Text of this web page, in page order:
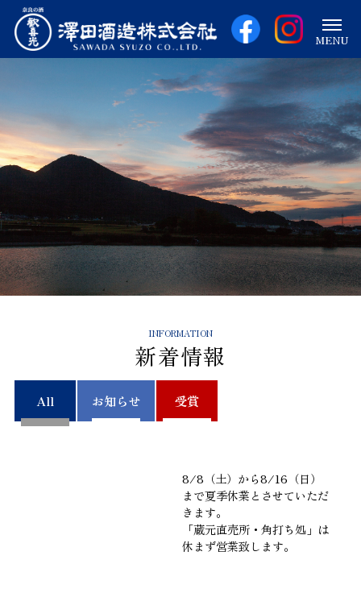
MENU
新着情報
All お知らせ 受賞
8/8（土）から8/16（日）
まで夏季休業とさせていただ
きます。
「蔵元直売所・角打ち処」は
休まず営業致します。